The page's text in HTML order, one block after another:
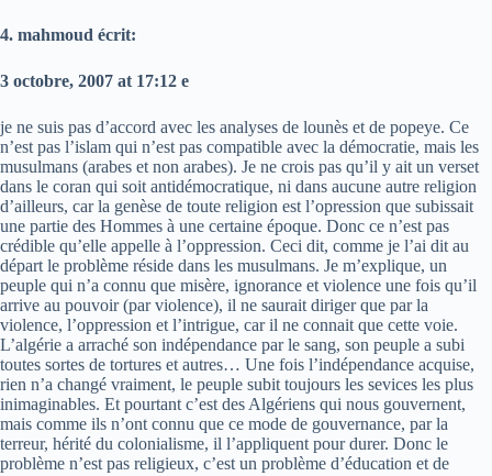
4. mahmoud écrit:
3 octobre, 2007 at 17:12 e
je ne suis pas d’accord avec les analyses de lounès et de popeye. Ce
n’est pas l’islam qui n’est pas compatible avec la démocratie, mais les
musulmans (arabes et non arabes). Je ne crois pas qu’il y ait un verset
dans le coran qui soit antidémocratique, ni dans aucune autre religion
d’ailleurs, car la genèse de toute religion est l’opression que subissait
une partie des Hommes à une certaine époque. Donc ce n’est pas
crédible qu’elle appelle à l’oppression. Ceci dit, comme je l’ai dit au
départ le problème réside dans les musulmans. Je m’explique, un
peuple qui n’a connu que misère, ignorance et violence une fois qu’il
arrive au pouvoir (par violence), il ne saurait diriger que par la
violence, l’oppression et l’intrigue, car il ne connait que cette voie.
L’algérie a arraché son indépendance par le sang, son peuple a subi
toutes sortes de tortures et autres… Une fois l’indépendance acquise,
rien n’a changé vraiment, le peuple subit toujours les sevices les plus
inimaginables. Et pourtant c’est des Algériens qui nous gouvernent,
mais comme ils n’ont connu que ce mode de gouvernance, par la
terreur, hérité du colonialisme, il l’appliquent pour durer. Donc le
problème n’est pas religieux, c’est un problème d’éducation et de